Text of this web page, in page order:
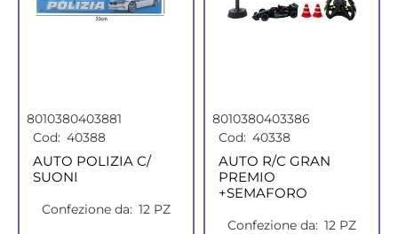
8010380403881
Cod: 40388
AUTO POLIZIA C/
SUONI
Confezione da: 12 PZ
8010380403386
Cod: 40338
AUTO R/C GRAN
PREMIO
+SEMAFORO
Confezione da: 12 PZ